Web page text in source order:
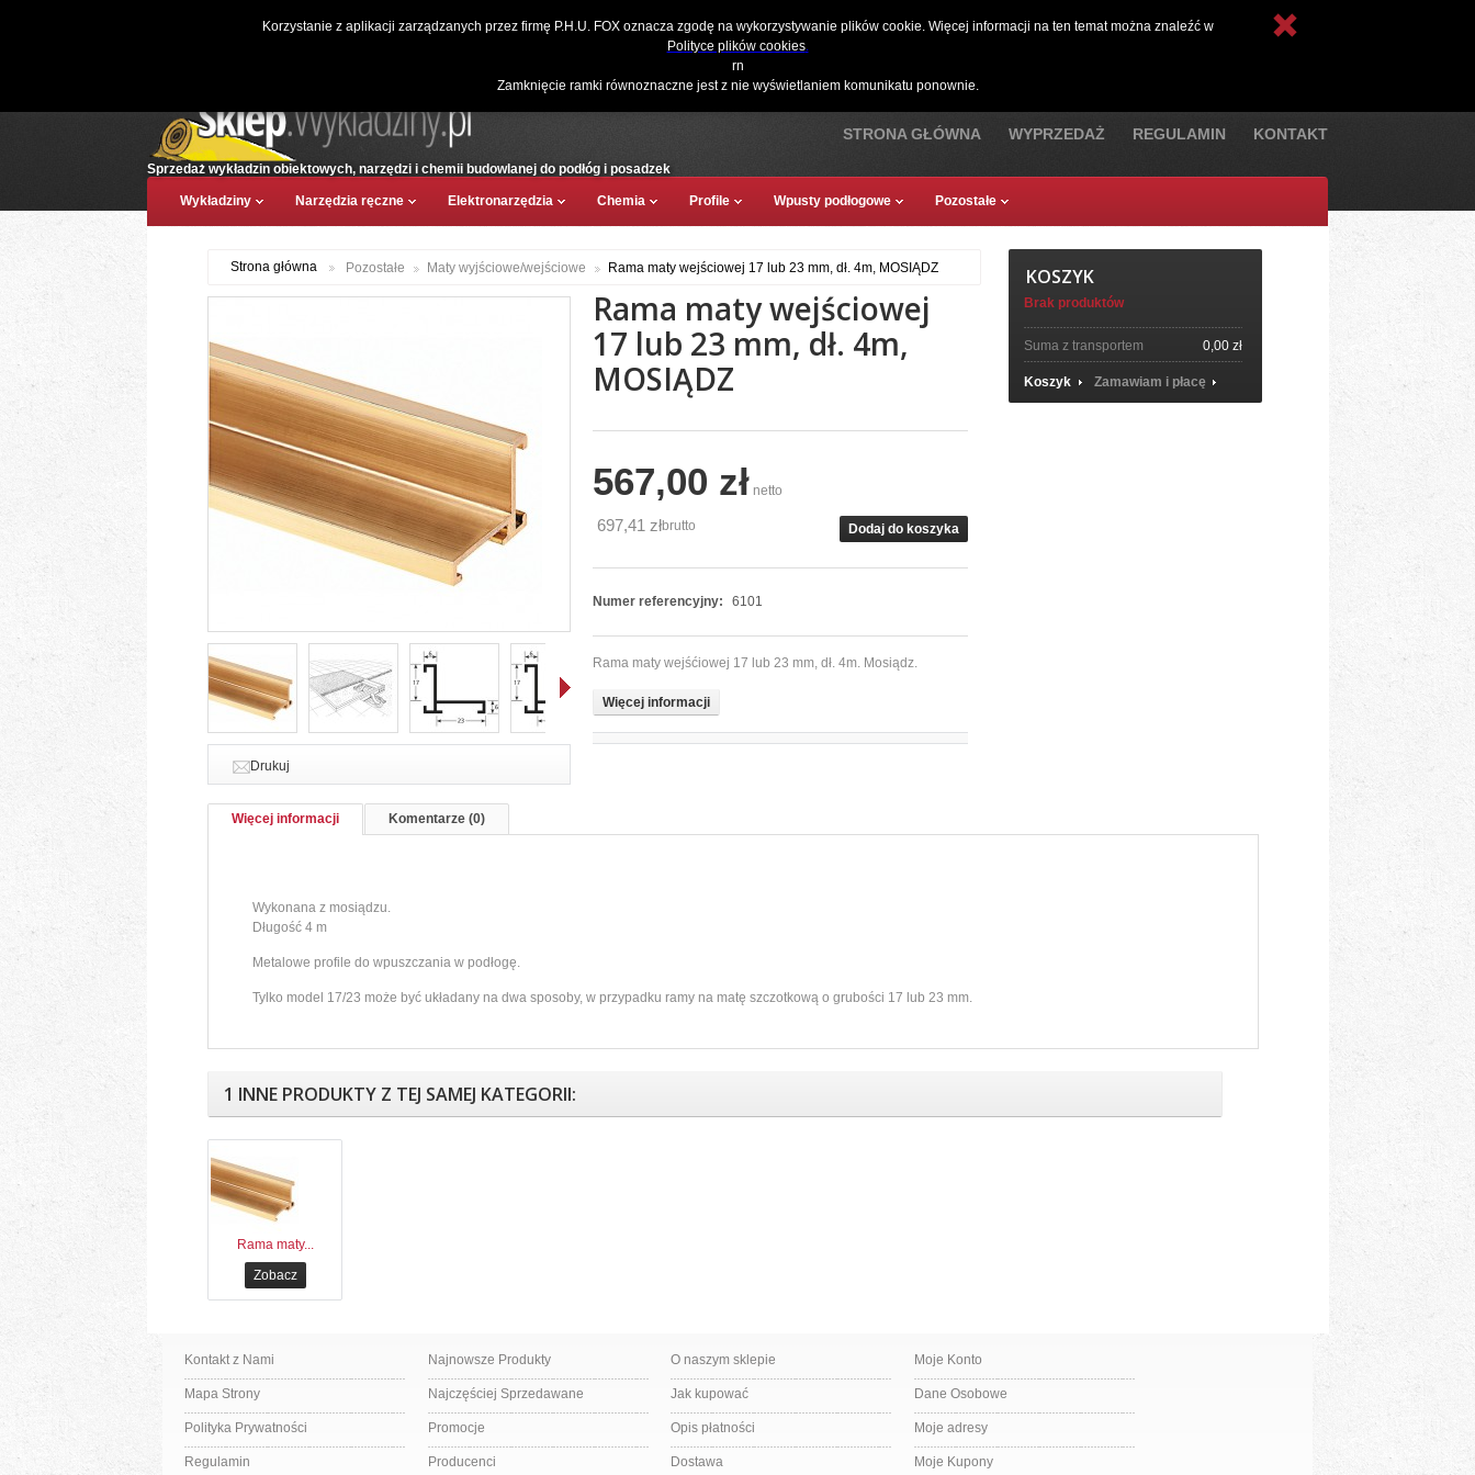
Korzystanie z aplikacji zarządzanych przez firmę P.H.U. FOX oznacza zgodę na wykorzystywanie plików cookie. Więcej informacji na ten temat można znaleźć w
Polityce plików cookies.
rn
Zamknięcie ramki równoznaczne jest z nie wyświetlaniem komunikatu ponownie.
Sprzedaż wykładzin obiektowych, narzędzi i chemii budowlanej do podłóg i posadzek
☎061 811 10 03 📧sklep@wykladziny.pl Koszyk: (pusty) Twoje konto
STRONA GŁÓWNA WYPRZEDAŻ REGULAMIN KONTAKT
Wykładziny Narzędzia ręczne Elektronarzędzia Chemia Profile Wpusty podłogowe Pozostałe
Waluta:
Polski
Strona główna Pozostałe Maty wyjściowe/wejściowe Rama maty wejściowej 17 lub 23 mm, dł. 4m, MOSIĄDZ
Drukuj
Rama maty wejściowej
17 lub 23 mm, dł. 4m,
MOSIĄDZ
567,00 zł netto
697,41 złbrutto Dodaj do koszyka
Numer referencyjny: 6101
Rama maty wejśćiowej 17 lub 23 mm, dł. 4m. Mosiądz.
Więcej informacji
Więcej informacji Komentarze (0)
Wykonana z mosiądzu.
Długość 4 m
Metalowe profile do wpuszczania w podłogę.
Tylko model 17/23 może być układany na dwa sposoby, w przypadku ramy na matę szczotkową o grubości 17 lub 23 mm.
1 INNE PRODUKTY Z TEJ SAMEJ KATEGORII:
Rama maty...
Zobacz
KOSZYK
Brak produktów
Suma z transportem 0,00 zł
Koszyk Zamawiam i płacę
Kontakt z Nami
Mapa Strony
Polityka Prywatności
Regulamin
Najnowsze Produkty
Najczęściej Sprzedawane
Promocje
Producenci
O naszym sklepie
Jak kupować
Opis płatności
Dostawa
Moje Konto
Dane Osobowe
Moje adresy
Moje Kupony